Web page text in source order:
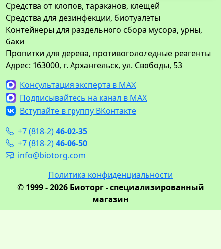
Средства от клопов, тараканов, клещей
Средства для дезинфекции, биотуалеты
Контейнеры для раздельного сбора мусора, урны,
баки
Пропитки для дерева, противогололедные реагенты
Адрес: 163000, г. Архангельск, ул. Свободы, 53
Консультация эксперта в MAX
Подписывайтесь на канал в MAX
Вступайте в группу ВКонтакте
+7 (818-2)46-02-35
+7 (818-2)46-06-50
info@biotorg.com
Политика конфиденциальности
© 1999 - 2026 Биоторг - специализированный
магазин